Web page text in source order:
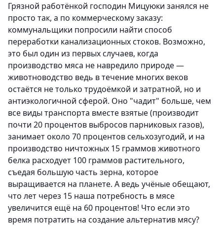
Грязной работёнкой господин Мицуюки занялся не
просто так, а по коммерческому заказу:
коммунальщики попросили найти способ
переработки канализационных стоков. Возможно,
это был один из первых случаев, когда
производство мяса не навредило природе —
животноводство ведь в течение многих веков
остаётся не только трудоёмкой и затратной, но и
антиэкологичной сферой. Оно "чадит" больше, чем
все виды транспорта вместе взятые (производит
почти 20 процентов выбросов парниковых газов),
занимает около 70 процентов сельхозугодий, и на
производство ничтожных 15 граммов животного
белка расходует 100 граммов растительного,
съедая большую часть зерна, которое
выращивается на планете. А ведь учёные обещают,
что лет через 15 наша потребность в мясе
увеличится ещё на 60 процентов! Что если это
время потратить на создание альтернатив мясу?